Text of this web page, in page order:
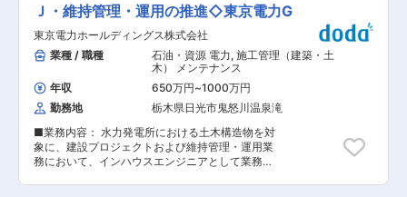
出張もスムーズで、都市部との距離感を感じさせ
ない利便性があります。 変更の範囲：会社の定め
る業務
場監督として案件管理 ・建設工事に関する打合せ
や見積書の提案など ※栃木県内や隣接地域がメイ
ンエリアとなります。宇都宮市内の案件も多数受
注しています。 ■配属部署： 当社は従業員4名で
運営しております。 ※民間の物件を中心に、様々
な現場をスキルや経験に応じてお任せすることを
想定したポジションとなります。 ・建築士や施工
管理技士の資格をお持ちの方については、経験や
知識を十分に発揮していただきながらご活躍を期
待しております。 経験の浅い方でも、経験豊富な
取締役が直々にフォローしますので安心して業務
をすることが出来ます。 ■当社の特徴/魅力： ・
能力や実績に応じて随時昇給を行っており、将来
Ｊ・維持管理・運用の推進◇東京電力G
東京電力ホールディングス株式会社
業種 / 職種
石油・資源 電力, 施工管理（建築・土
木） メンテナンス
年収
650万円~1000万円
勤務地
栃木県日光市鬼怒川温泉滝
■業務内容： 水力発電所における土木構造物を対
象に、建設プロジェクトおよび維持管理・運用業
務において、インハウスエンジニアとして業務を